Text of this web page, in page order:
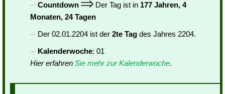
Countdown
Der Tag ist in 177 Jahren, 4
Monaten, 24 Tagen
Der 02.01.2204 ist der 2te Tag des Jahres 2204.
Kalenderwoche: 01
Hier erfahren Sie mehr zur Kalenderwoche.